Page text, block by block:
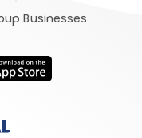
Businesses